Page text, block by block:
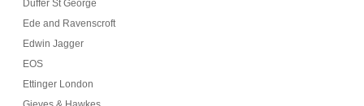
Duffer St George
Ede and Ravenscroft
Edwin Jagger
EOS
Ettinger London